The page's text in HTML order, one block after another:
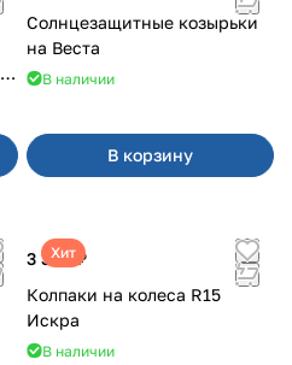
Солнцезащитные козырьки
на Веста
В наличии
В корзину
Хит
3 380 ₽
Колпаки на колеса R15
Искра
В наличии